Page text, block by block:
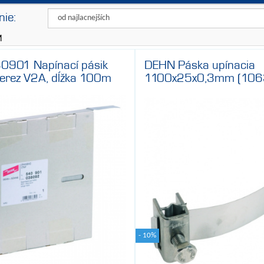
DEHN
Napínací pásik
V2A, dĺžka 100m
DEHN Páska upínacia
1100x25x0,3mm
- 10%